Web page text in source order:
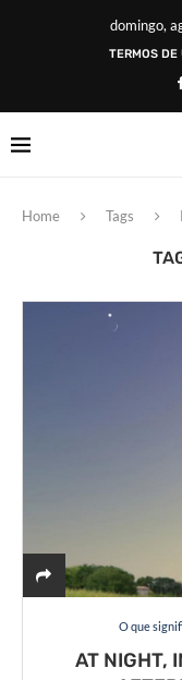
domingo,
TERMOS DE
Home Tags
O que
AT NIGHT,